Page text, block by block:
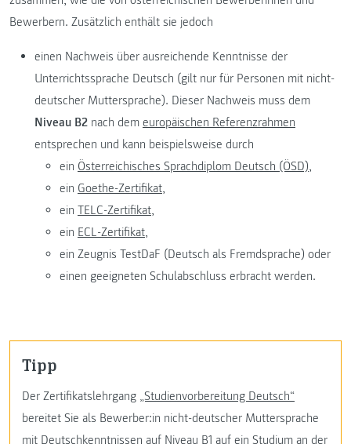
Bewerbern. Zusätzlich enthält sie jedoch
einen Nachweis über ausreichende Kenntnisse der
Unterrichtssprache Deutsch (gilt nur für Personen mit nicht-
deutscher Muttersprache). Dieser Nachweis muss dem
Niveau B2 nach dem europäischen Referenzrahmen
entsprechen und kann beispielsweise durch
ein Österreichisches Sprachdiplom Deutsch (ÖSD),
ein Goethe-Zertifikat,
ein TELC-Zertifikat,
ein ECL-Zertifikat,
ein Zeugnis TestDaF (Deutsch als Fremdsprache) oder
einen geeigneten Schulabschluss erbracht werden.
Tipp
Der Zertifikatslehrgang „Studienvorbereitung Deutsch“
bereitet Sie als Bewerber:in nicht-deutscher Muttersprache
mit Deutschkenntnissen auf Niveau B1 auf ein Studium an der